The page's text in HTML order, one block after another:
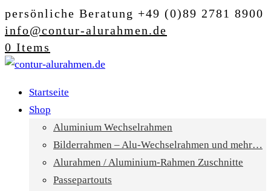
persönliche Beratung +49 (0)89 2781 8900
info@contur-alurahmen.de
0 Items
Startseite
Shop
Aluminium Wechselrahmen
Bilderrahmen – Alu-Wechselrahmen und mehr…
Alurahmen / Aluminium-Rahmen Zuschnitte
Passepartouts